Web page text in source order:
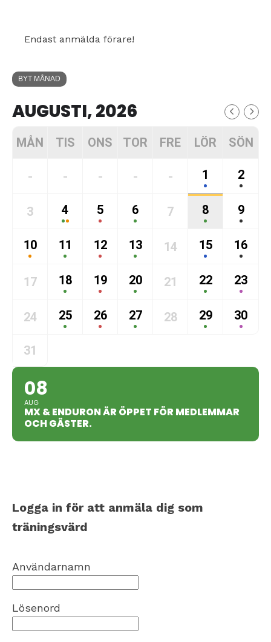
Endast anmälda förare!
BYT MÅNAD
AUGUSTI, 2026
MÅN TIS ONS TOR FRE LÖR SÖN
- - - - - 1 2
3 4 5 6 7 8 9
10 11 12 13 14 15 16
17 18 19 20 21 22 23
24 25 26 27 28 29 30
31
08
AUG
MX & ENDURON ÄR ÖPPET FÖR MEDLEMMAR
OCH GÄSTER.
Logga in för att anmäla dig som
träningsvärd
Användarnamn
Lösenord